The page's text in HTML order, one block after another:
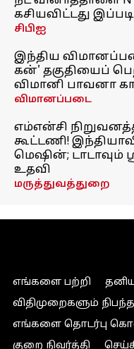
கசியவிட்டது
சிபிஐ
இந்திய
கன்' தகுதியைப்
விமானி பாவனா
விமானப்படை
எம்என்சி
கூட்டணி!
மெஷின்; டாடாவும்
உதவி
மருத்துவத்துறை
எங்களை பற்றி
விதிமுறைகளும்
எங்களை தொடர்பு
குறை நிவர்த்தி